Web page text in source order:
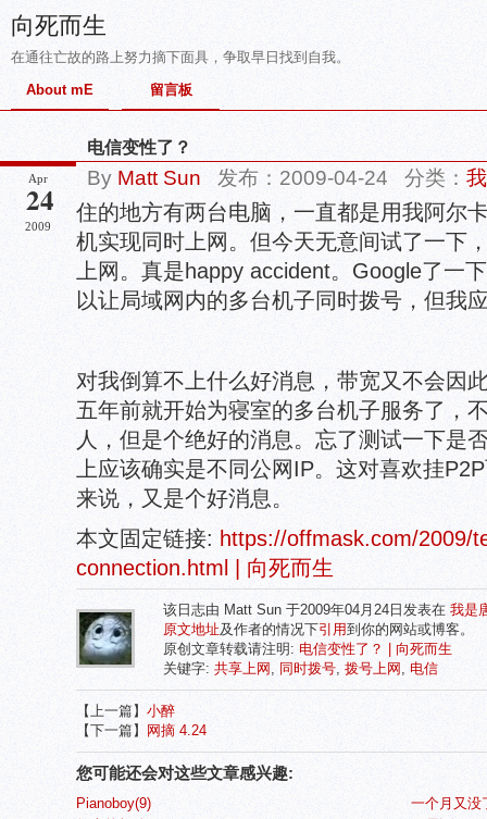
向死而生
在通往亡故的路上努力摘下面具，争取早日找到自我。
About mE
留言板
Apr
24
2009
电信变性了？
By Matt Sun 发布：2009-04-24 分类：
住的地方有两台电脑，一直都是用我阿尔
机实现同时上网。但今天无意间试了一下
上网。真是happy accident。Google了一
以让局域网内的多台机子同时拨号，但我
对我倒算不上什么好消息，带宽又不会因
五年前就开始为寝室的多台机子服务了，
人，但是个绝好的消息。忘了测试一下是
上应该确实是不同公网IP。这对喜欢挂
来说，又是个好消息。
本文固定链接: https://offmask.com/2009/
connection.html | 向死而生
该日志由 Matt Sun 于2009年04月24日发表在 我是
原文地址及作者的情况下引用到你的网站或博客。
原创文章转载请注明: 电信变性了？ | 向死而生
关键字: 共享上网 , 同时拨号, 拨号上网 , 电信
【上一篇】 小醉
【下一篇】
网摘 4.24
您可能还会对这些文章感兴趣:
Pianoboy(9)
一个月又没